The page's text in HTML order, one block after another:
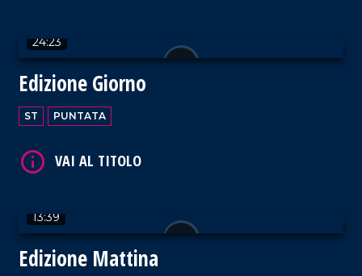
24:23
Edizione Giorno
ST PUNTATA
13:39
Edizione Mattina